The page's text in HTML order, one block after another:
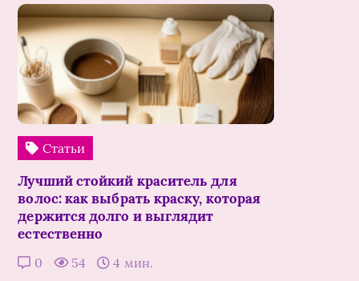
Статьи
Лучший стойкий краситель для
волос: как выбрать краску, которая
держится долго и выглядит
естественно
0 54 4 мин.